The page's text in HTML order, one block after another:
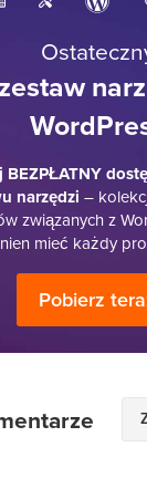
zestaw
BEZPŁATNY
narzędzi –
związanych z
mieć każdy
Pobierz